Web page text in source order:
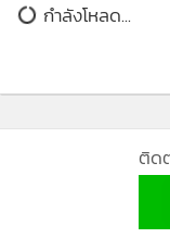
กำลังโหลด...
ติด